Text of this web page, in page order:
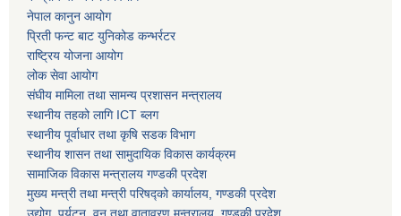
नेपाल कानुन आयोग
प्रिती फन्ट बाट युनिकोड कन्भर्रटर
राष्ट्रिय योजना आयोग
लोक सेवा आयोग
संघीय मामिला तथा सामन्य प्रशासन मन्त्रालय
स्थानीय तहको लागि ICT ब्लग
स्थानीय पूर्वाधार तथा कृषि सडक विभाग
स्थानीय शासन तथा सामुदायिक विकास कार्यक्रम
सामाजिक विकास मन्त्रालय गण्डकी प्रदेश
मुख्य मन्त्री तथा मन्त्री परिषद्को कार्यालय, गण्डकी प्रदेश